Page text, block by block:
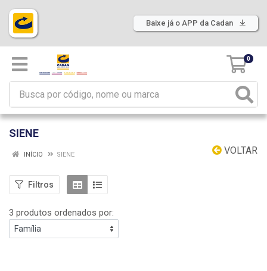
Baixe já o APP da Cadan
0
SIENE
VOLTAR
INÍCIO SIENE
Filtros
3 produtos ordenados por: